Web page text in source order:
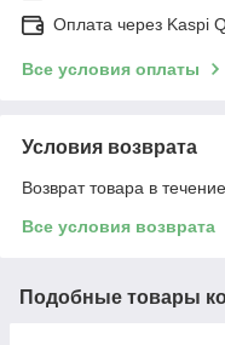
Оплата через Kaspi
Все условия оплаты
Условия возврата
Возврат товара в
Все условия возврата
Подобные товары